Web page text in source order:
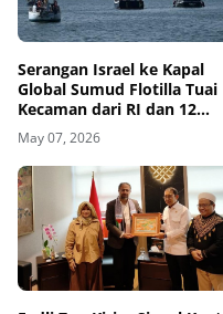
Serangan Israel ke Kapal
Global Sumud Flotilla Tuai
Kecaman dari RI dan 12
Negara
May 07, 2026